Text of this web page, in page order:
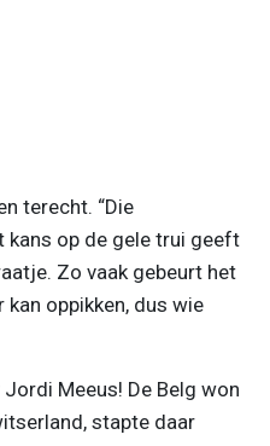
terecht. “Die
kans op de gele trui geeft
Zo vaak gebeurt het
oppikken, dus wie
Meeus! De Belg won
stapte daar